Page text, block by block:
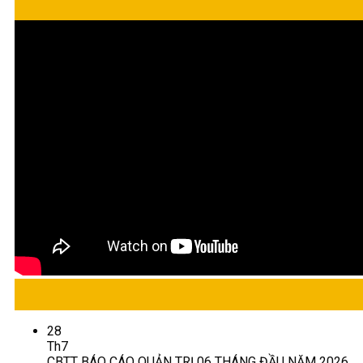
28
Th7